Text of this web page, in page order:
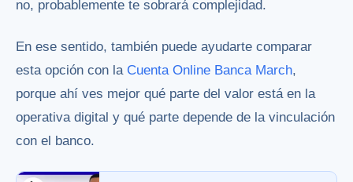
no, probablemente te sobrará complejidad.
En ese sentido, también puede ayudarte comparar
esta opción con la Cuenta Online Banca March,
porque ahí ves mejor qué parte del valor está en la
operativa digital y qué parte depende de la vinculación
con el banco.